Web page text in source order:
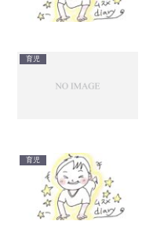
育児
育児